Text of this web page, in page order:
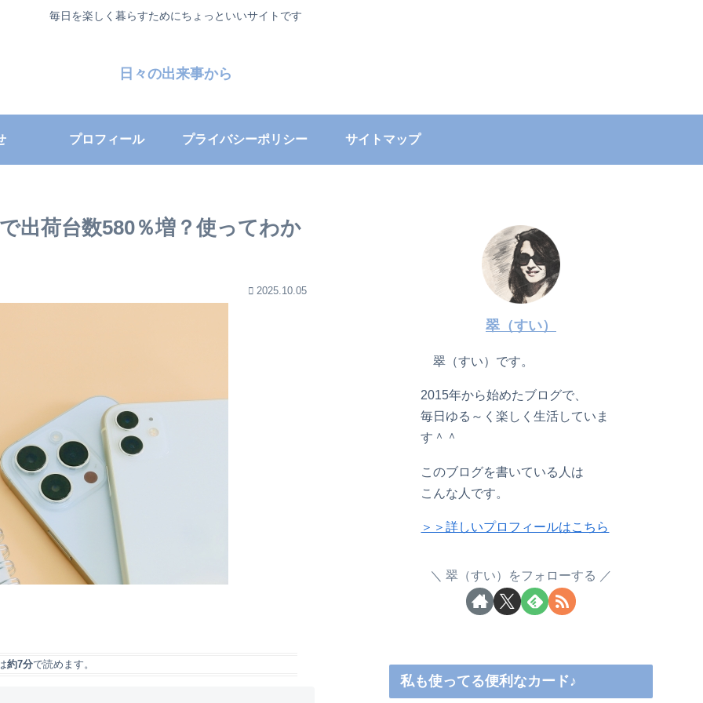
毎日を楽しく暮らすためにちょっといいサイトです
日々の出来事から
プロフィール プライバシーポリシー サイトマップ
出荷台数580％増？使ってわか
2025.10.05
約7分で読めます。
翠（すい）
翠（すい）です。
2015年から始めたブログで、
毎日ゆる～く楽しく生活していま
す＾＾
このブログを書いている人は
こんな人です。
＞＞詳しいプロフィールはこちら
翠（すい）をフォローする
私も使ってる便利なカード♪